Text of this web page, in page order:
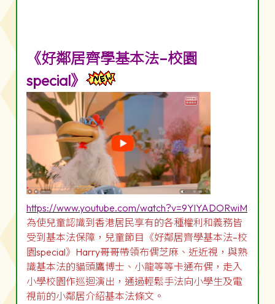
《好鄰居齊學基本法–校園
special》
https://www.youtube.com/watch?v=9YlYADORwiM
為使兒童認識到香港居民享有的各種權利和義務皆
受到基本法保障，兒童節目《好鄰居齊學基本法–校
園special》Harry哥哥帶領布偶芝麻、近近視，與熟
識基本法的貓頭鷹博士、小龍等等卡通布偶，走入
小學校園作巡迴演出，通過輕鬆手法向小學生及電
視前的小鄰居介紹基本法條文。